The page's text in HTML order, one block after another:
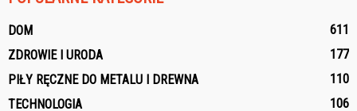
DOM
611
ZDROWIE I URODA
177
PIŁY RĘCZNE DO METALU I DREWNA
110
TECHNOLOGIA
106